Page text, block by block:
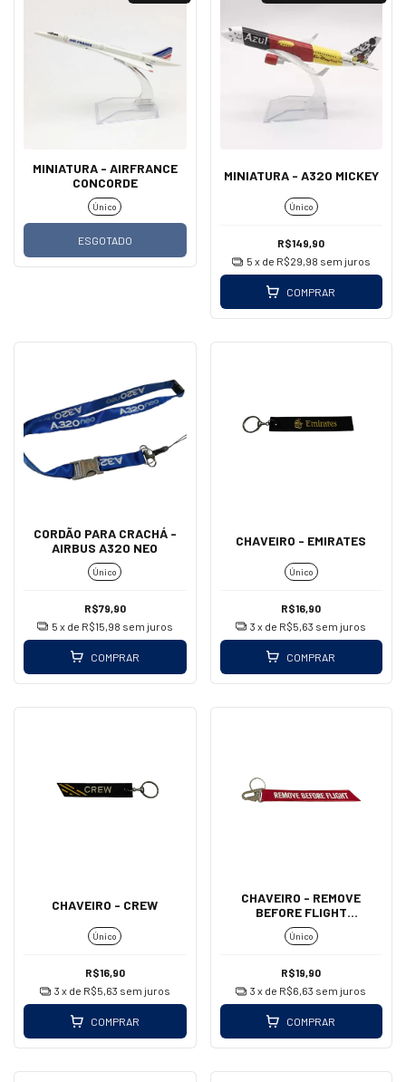
MINIATURA - AIRFRANCE
CONCORDE
Único
ESGOTADO
MINIATURA - A320 MICKEY
Único
R$149,90
5 x de R$29,98 sem juros
COMPRAR
CORDÃO PARA CRACHÁ -
AIRBUS A320 NEO
Único
R$79,90
5 x de R$15,98 sem juros
COMPRAR
CHAVEIRO - EMIRATES
Único
R$16,90
3 x de R$5,63 sem juros
COMPRAR
CHAVEIRO - CREW
Único
R$16,90
3 x de R$5,63 sem juros
COMPRAR
CHAVEIRO - REMOVE
BEFORE FLIGHT
(MOSQUETÃO - GRANDE)
Único
R$19,90
3 x de R$6,63 sem juros
COMPRAR